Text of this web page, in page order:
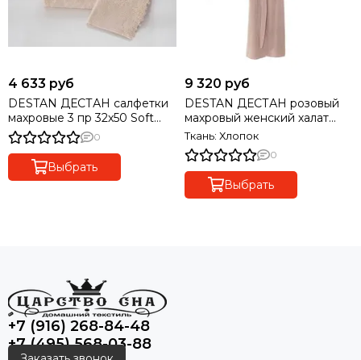
4 633 руб
DESTAN ДЕСТАН салфетки
махровые 3 пр 32х50 Soft
Cotton (Турция)
0
Выбрать
9 320 руб
DESTAN ДЕСТАН розовый
махровый женский халат
Soft Cotton (Турция)
Ткань: Хлопок
0
Выбрать
+7 (916) 268-84-48
+7 (495) 568-03-88